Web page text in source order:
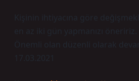
Kişinin ihtiyacına göre
en az iki gün yapmanızı öneririz.
Önemli olan düzenli olarak
17.03.2021